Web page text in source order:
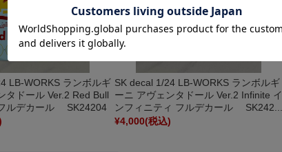
LB-WORKS ランボルギ
タドール Ver.2 Red Bull
ルデカール SK24204
SK decal 1/24 LB-WORKS ランボルギ
ーニ アヴェンタドール Ver.2 Infinite イ
ンフィニティ フルデカール SK242...
¥4,000(税込)